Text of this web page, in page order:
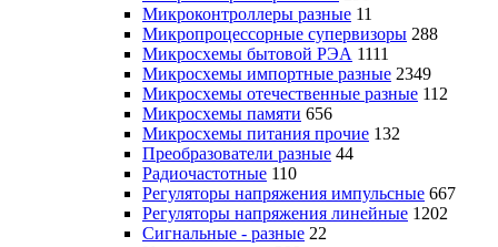
Микроконтроллеры разные 11
Микропроцессорные супервизоры 288
Микросхемы бытовой РЭА 1111
Микросхемы импортные разные 2349
Микросхемы отечественные разные 112
Микросхемы памяти 656
Микросхемы питания прочие 132
Преобразователи разные 44
Радиочастотные 110
Регуляторы напряжения импульсные 667
Регуляторы напряжения линейные 1202
Сигнальные - разные 22